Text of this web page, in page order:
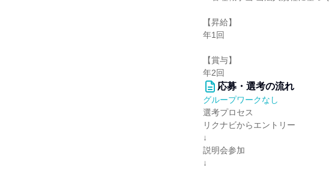
【昇給】
年1回
【賞与】
年2回
応募・選考の流れ
グループワークなし
選考プロセス
リクナビからエントリー
↓
説明会参加
↓